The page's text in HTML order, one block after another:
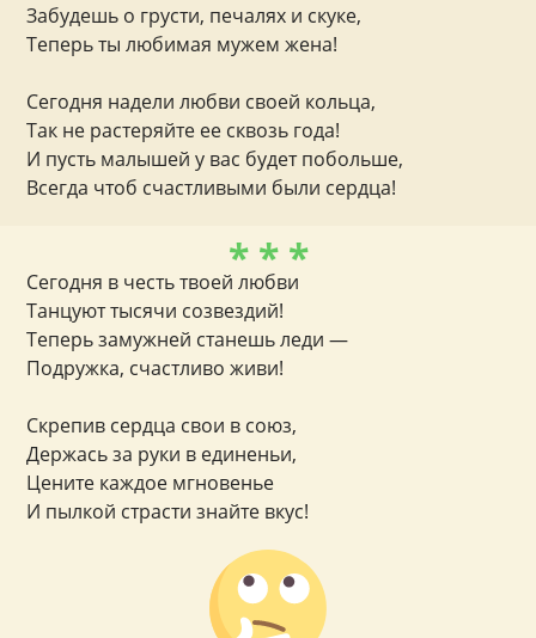
Забудешь о грусти, печалях и скуке,
Теперь ты любимая мужем жена!
Сегодня надели любви своей кольца,
Так не растеряйте ее сквозь года!
И пусть малышей у вас будет побольше,
Всегда чтоб счастливыми были сердца!
* * *
Сегодня в честь твоей любви
Танцуют тысячи созвездий!
Теперь замужней станешь леди —
Подружка, счастливо живи!
Скрепив сердца свои в союз,
Держась за руки в единеньи,
Цените каждое мгновенье
И пылкой страсти знайте вкус!